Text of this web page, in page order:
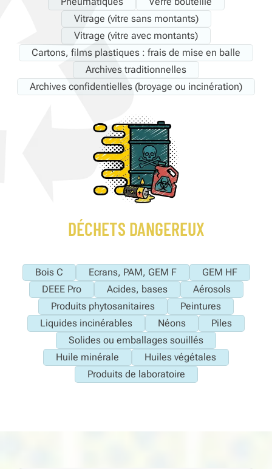
Vitrage (vitre sans montants)
Vitrage (vitre avec montants)
Cartons, films plastiques : frais de mise en balle
Archives traditionnelles
Archives confidentielles (broyage ou incinération)
DÉCHETS DANGEREUX
Bois C Ecrans, PAM, GEM F
GEM HF
DEEE Pro
Acides, bases
Aérosols
Produits phytosanitaires
Peintures
Liquides incinérables
Néons
Piles
Solides ou emballages souillés
Huile minérale
Huiles végétales
Produits de laboratoire